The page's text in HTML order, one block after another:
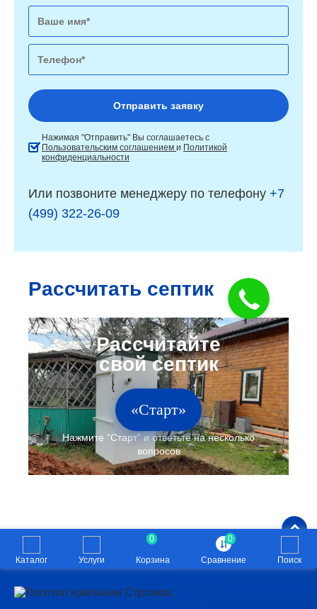
Нажимая "Отправить" Вы соглашаетесь с
Пользовательским соглашением и Политикой
конфиденциальности
Или позвоните менеджеру по телефону +7
(499) 322-26-09
Рассчитать септик
«Старт»
Каталог Услуги
0
Корзина
0
Сравнение Поиск